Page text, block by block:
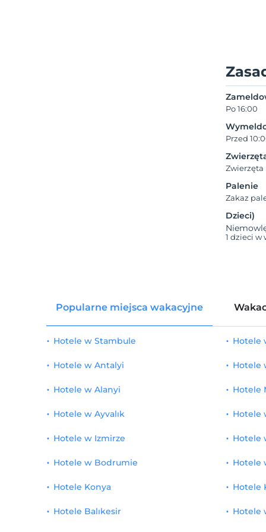
Po 16:00
Przed
Palenie
Zakaz
Dzieci)
1 dzieci w
Popularne miejsca wakacyjne
Hotele w Stambule
Hotele w Antalyi
Hotele w Alanyi
Hotele w Ayvalık
Hotele w Izmirze
Hotele
Hotele
Hotele
Hotele
Hotele
Hotele w Bodrumie
Hotele Konya
Hotele Balıkesir
Hotele
Hotele
Hotele